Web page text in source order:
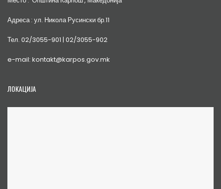
Адреса : ул. Никола Русински бр.11
Тел. 02/3055-901 | 02/3055-902
e-mail: kontakt@karpos.gov.mk
ЛОКАЦИЈА